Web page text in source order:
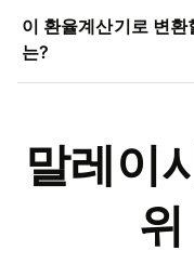
이 환율계산기로 변환
는?
말레이